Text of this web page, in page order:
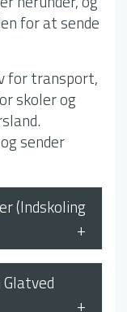
for at sende
for transport,
skoler og
sender
(Indskoling
indblik i
hvor